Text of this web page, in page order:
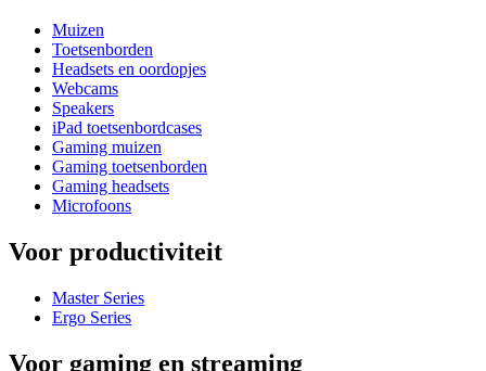
Muizen
Toetsenborden
Headsets en oordopjes
Webcams
Speakers
iPad toetsenbordcases
Gaming muizen
Gaming toetsenborden
Gaming headsets
Microfoons
Voor productiviteit
Master Series
Ergo Series
Voor gaming en streaming